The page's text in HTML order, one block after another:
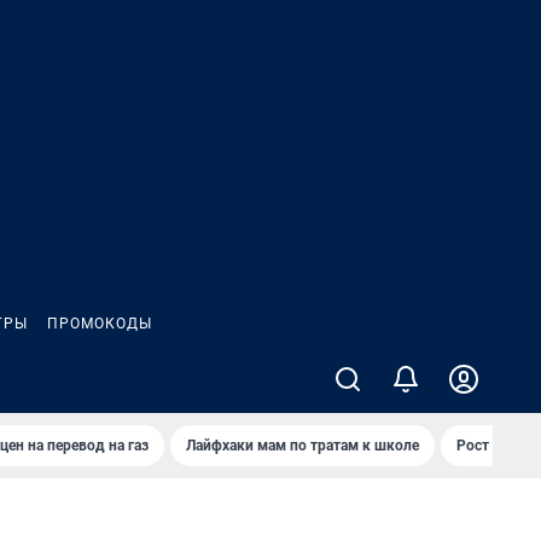
ПРОМОКОДЫ
на перевод на газ Лайфхаки мам по тратам к школе Рост цен на